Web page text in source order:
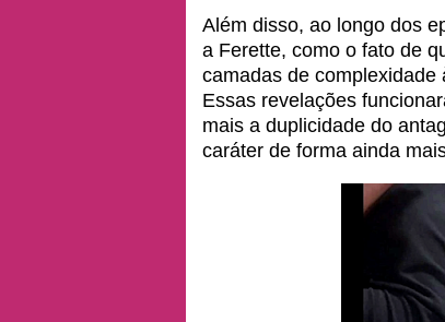
Além disso, ao longo dos
a Ferette, como o fato de
camadas de complexidade
Essas revelações
mais a duplicidade do
caráter de forma ainda